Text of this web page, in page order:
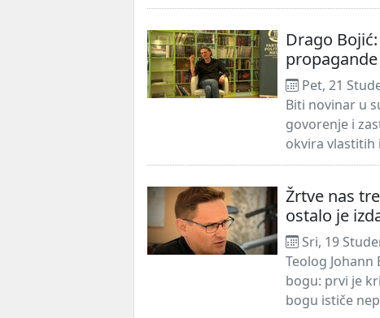
Drago
propagande
Pet, 21
Biti novinar u
govorenje i
okvira vlastitih
Žrtve nas
ostalo je
Sri, 19
Teolog
bogu: prvi je
bogu ističe